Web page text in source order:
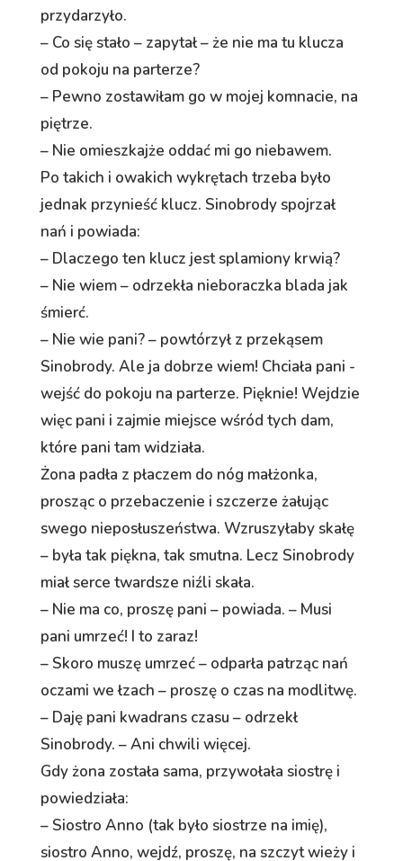
przydarzyło.
– Co się stało – zapytał – że nie ma tu klucza
od pokoju na parterze?
– Pewno zostawiłam go w mojej komnacie, na
piętrze.
– Nie omieszkajże oddać mi go niebawem.
Po takich i owakich wykrętach trzeba było
jednak przynieść klucz. Sinobrody spojrzał
nań i powiada:
– Dlaczego ten klucz jest splamiony krwią?
– Nie wiem – odrzekła nieboraczka blada jak
śmierć.
– Nie wie pani? – powtórzył z przekąsem
Sinobrody. Ale ja dobrze wiem! Chciała pani -
wejść do pokoju na parterze. Pięknie! Wejdzie
więc pani i zajmie miejsce wśród tych dam,
które pani tam widziała.
Żona padła z płaczem do nóg małżonka,
prosząc o przebaczenie i szczerze żałując
swego nieposłuszeństwa. Wzruszyłaby skałę
– była tak piękna, tak smutna. Lecz Sinobrody
miał serce twardsze niźli skała.
– Nie ma co, proszę pani – powiada. – Musi
pani umrzeć! I to zaraz!
– Skoro muszę umrzeć – odparła patrząc nań
oczami we łzach – proszę o czas na modlitwę.
– Daję pani kwadrans czasu – odrzekł
Sinobrody. – Ani chwili więcej.
Gdy żona została sama, przywołała siostrę i
powiedziała:
– Siostro Anno (tak było siostrze na imię),
siostro Anno, wejdź, proszę, na szczyt wieży i